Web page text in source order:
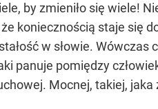
by zmieniło się wiele!
koniecznością staje się
w słowie. Wówczas
panuje pomiędzy
Mocnej, takiej,